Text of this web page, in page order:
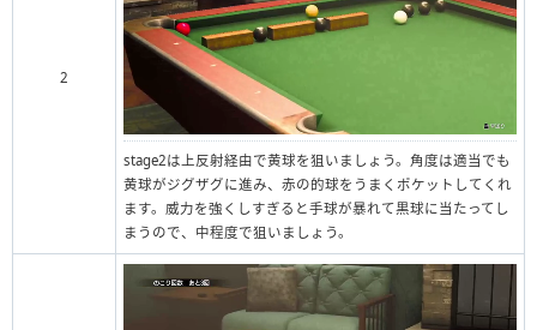
2
stage2は上反射経由で黄球を狙いましょう。角度は適当でも
黄球がジグザグに進み、赤の的球をうまくポケットしてくれ
ます。威力を強くしすぎると手球が暴れて黒球に当たってし
まうので、中程度で狙いましょう。